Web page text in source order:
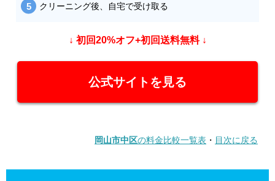
クリーニング後、自宅で受け取る
↓ 初回20%オフ+初回送料無料 ↓
公式サイトを見る
岡山市中区の料金比較一覧表 ・ 目次に戻る